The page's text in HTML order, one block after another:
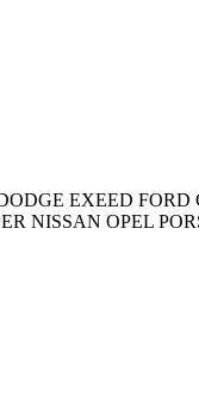
EXEED FORD
NISSAN OPEL